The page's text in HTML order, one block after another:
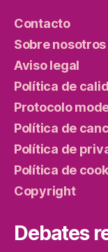
Contacto
Sobre nosotros
Aviso legal
Política de
Protocolo
Política de
Política de
Política de
Copyright
Debates